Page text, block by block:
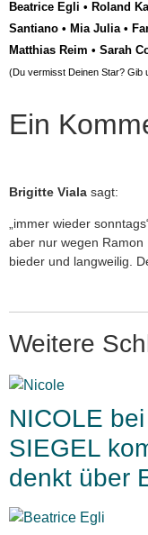
Beatrice Egli • Roland
Santiano • Mia Julia •
Matthias Reim • Sarah
(Du vermisst Deinen Star? Gib
Ein
Brigitte Viala sagt:
„immer wieder
aber nur wegen Ramon
bieder und langweilig.
Weitere
NICOLE
SIEGEL
denkt über